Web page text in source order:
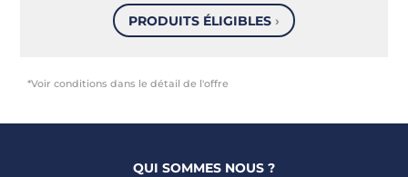
PRODUITS ÉLIGIBLES ›
*Voir conditions dans le détail de l'offre
QUI SOMMES NOUS ?